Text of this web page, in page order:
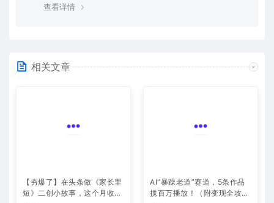
查看详情
相关文章
【夯爆了】在头条做《家长里
短》二创小故事，这个月收益
AI“暴躁老道”赛道，5条作品
揽百万播放！（附变现全攻